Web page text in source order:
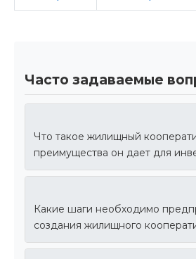
Часто задаваемые
Что такое жилищный
преимущества он дает для
Какие шаги необходимо
создания жилищного